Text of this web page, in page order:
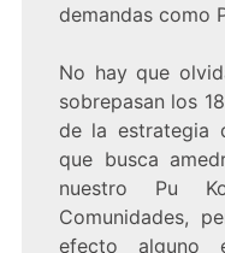
demandas como
No hay que
sobrepasan los
de la estrategia
que busca
nuestro Pu
Comunidades,
efecto alguno